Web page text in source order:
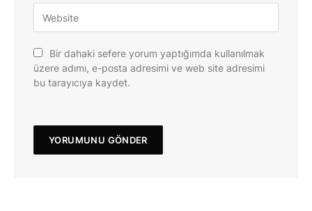
Bir dahaki sefere yorum yaptığımda kullanılmak
üzere adımı, e-posta adresimi ve web site adresimi
bu tarayıcıya kaydet.